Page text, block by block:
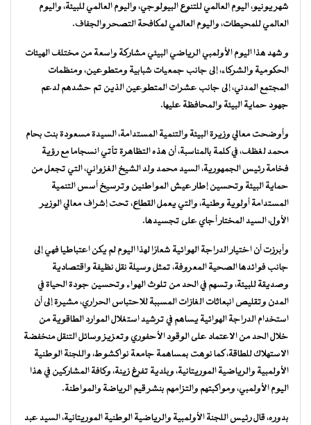
شهر يونيو، اليوم العالمي للتنوع البيولوجي، واليوم العالمي للبيئة، واليوم
العالمي للمحيطات، واليوم العالمي لمكافحة التصحر والجفاف.
و شهد هذا اليوم الأولمبي الرياضي البيئي مشاركة واسعة من مختلف الهيئات
الحكومية والشركاء، إلى جانب جمعيات شبابية ومتطوعين، ومنظمات
المجتمع المدني، إلى جانب عشرات المتطوعين الذين تم حشدهم لدعم
جهود حماية البيئة والمحافظة عليها.
وأوضحت معالي وزيرة البيئة والتنمية المستدامة، السيدة مسعودة بنت بحام
محمد لغظف، في كلمة بالمناسبة، أن هذه التظاهرة تأتي انسجاما مع رؤية
فخامة رئيس الجمهورية، السيد محمد ولد الشيخ الغزواني، التي تجعل من
حماية البيئة وتحسين إطار عيش المواطنين وترسيخ أسس التنمية
المستدامة أولوية وطنية، والتي يعمل القطاع، تحت إشراف معالي الوزير
الأول، السيد المختار أجاي على تجسيدها.
وأبرزت أن اختيار الدراجة الهوائية شعارًا لهذا اليوم لم يكن اعتباطيا فهي إلى
جانب فوائدها الصحية المعروفة، تمثل وسيلة نقل نظيفة واقتصادية
وصديقة للبيئة، وتسهم في الحد من تلوث الهواء وتحسين جودة الحياة في
المدن وتقليص انبعاثات الغازات المسببة للاحتباس الحراري، مشيرة إلى أن
استخدام الدراجة الهوائية يساهم في ترشيد استغلال الموارد الطاقوية من
خلال الحد من الاعتماد على الوقود الأحفوري وتعزيز وسائل التنقل منخفضة
الاستهلاك للطاقة، كما نوهت بمساهمة جامعة نواكشوط، واللجنة الوطنية
الأولمبية والرياضية الموريتانية، وبلدية تفرغ زينة، وكافة المشاركين في هذا
اليوم الأولمبي، ومواكبتهم والتزامهم بنشر قيم الرياضة والمواطنة.
بدوره، قال رئيس اللجنة الأولمبية والرياضية الوطنية الموريتانية، السيد عبد